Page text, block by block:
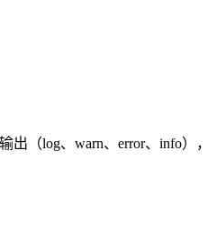
出（log、warn、error、info）